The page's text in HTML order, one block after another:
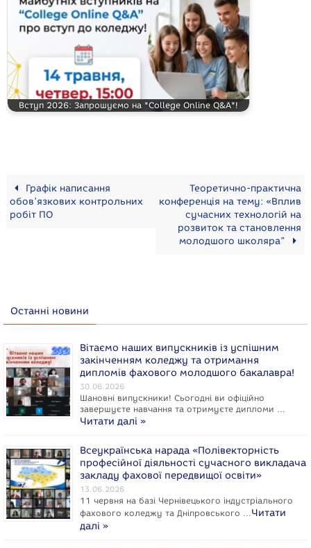
Вступ 2026: Запрошуємо на "College Online Q&A"!
Графік написання
обов’язкових контрольних
робіт ПО
Теоретично-практична
конференція на тему: «Вплив
сучасних технологій на
розвиток та становлення
молодшого школяра”
Останні новини
Вітаємо наших випускників із успішним
закінченням коледжу та отримання
дипломів фахового молодшого бакалавра!
30.06.2026
Шановні випускники! Сьогодні ви офіційно
завершуєте навчання та отримуєте дипломи …
Читати далі »
Всеукраїнська нарада «Полівекторність
професійної діяльності сучасного викладача
закладу фахової передвищої освіти»
13.06.2026
11 червня на базі Чернівецького індустріального
фахового коледжу та Дніпровського … Читати
далі »